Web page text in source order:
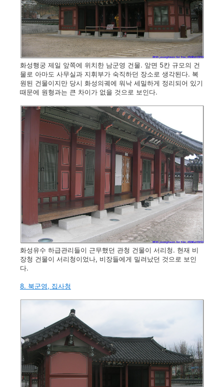
화성행궁 제일 앞쪽에 위치한 남군영 건물. 앞면 5칸 규모의 건
물로 아마도 사무실과 지휘부가 숙직하던 장소로 생각된다. 복
원된 건물이지만 당시 화성의궤에 워낙 세밀하게 정리되어 있기
때문에 원형과는 큰 차이가 없을 것으로 보인다.
화성유수 하급관리들이 근무했던 관청 건물이 서리청. 현재 비
장청 건물이 서리청이었나, 비장들에게 밀려났던 것으로 보인
다.
8. 북군영, 집사청